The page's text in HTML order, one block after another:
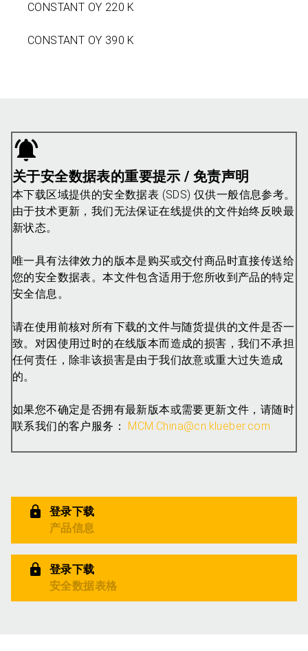
CONSTANT OY 220 K
CONSTANT OY 390 K
关于安全数据表的重要提示 / 免责声明
本下载区域提供的安全数据表 (SDS) 仅供一般信息参考。
由于技术更新，我们无法保证在线提供的文件始终反映最
新状态。
唯一具有法律效力的版本是购买或交付商品时直接传送给
您的安全数据表。本文件包含适用于您所收到产品的特定
安全信息。
请在使用前核对所有下载的文件与随货提供的文件是否一
致。对因使用过时的在线版本而造成的损害，我们不承担
任何责任，除非该损害是由于我们故意或重大过失造成
的。
如果您不确定是否拥有最新版本或需要更新文件，请随时
联系我们的客户服务： MCM.China@cn.klueber.com
登录下载
产品信息
登录下载
安全数据表格